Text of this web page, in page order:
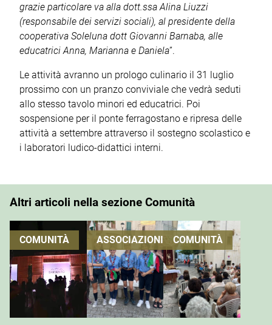
grazie particolare va alla dott.ssa Alina Liuzzi
(responsabile dei servizi sociali), al presidente della
cooperativa Soleluna dott Giovanni Barnaba, alle
educatrici Anna, Marianna e Daniela”.
Le attività avranno un prologo culinario il 31 luglio
prossimo con un pranzo conviviale che vedrà seduti
allo stesso tavolo minori ed educatrici. Poi
sospensione per il ponte ferragostano e ripresa delle
attività a settembre attraverso il sostegno scolastico e
i laboratori ludico-didattici interni.
Altri articoli nella sezione Comunità
COMUNITÀ ASSOCIAZIONI COMUNITÀ